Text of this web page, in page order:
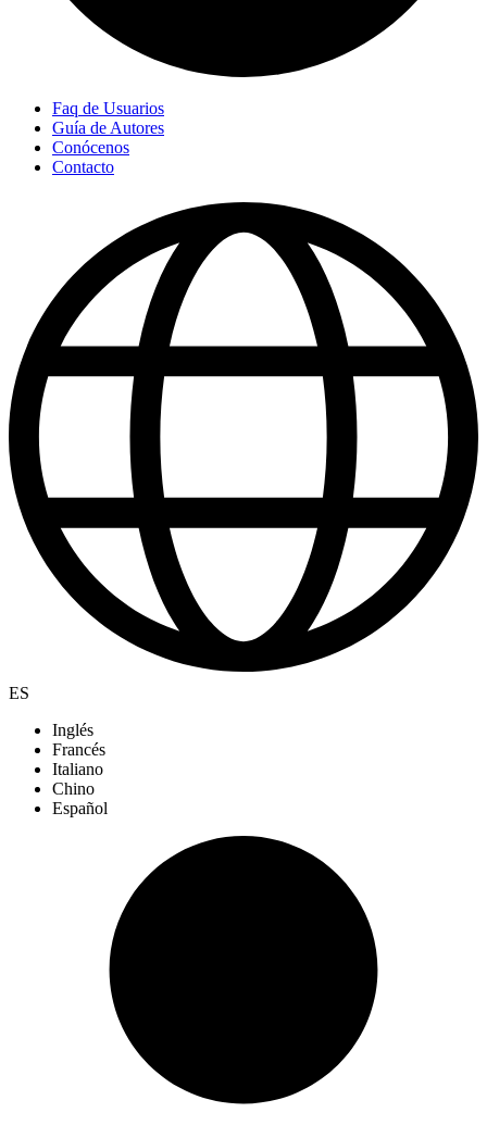
Faq de Usuarios
Guía de Autores
Conócenos
Contacto
ES
Inglés
Francés
Italiano
Chino
Español